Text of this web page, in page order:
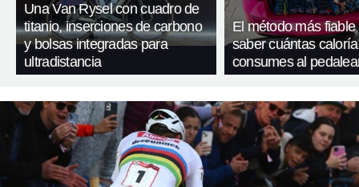
Una Van Rysel con cuadro de
titanio, inserciones de carbono
y bolsas integradas para
ultradistancia
El método más fiable
saber cuántas
consumes al